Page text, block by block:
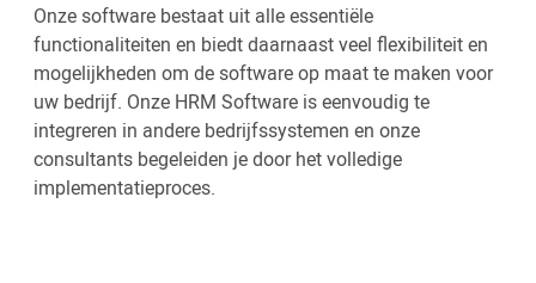
Onze software bestaat uit alle essentiële
functionaliteiten en biedt daarnaast veel flexibiliteit en
mogelijkheden om de software op maat te maken voor
uw bedrijf. Onze HRM Software is eenvoudig te
integreren in andere bedrijfssystemen en onze
consultants begeleiden je door het volledige
implementatieproces.